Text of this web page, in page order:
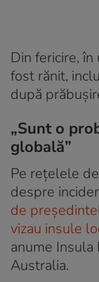
Din fericire,
fost rănit,
după
„Sunt o
globală”
Pe rețelele
despre
de
vizau insule
anume
Australia.